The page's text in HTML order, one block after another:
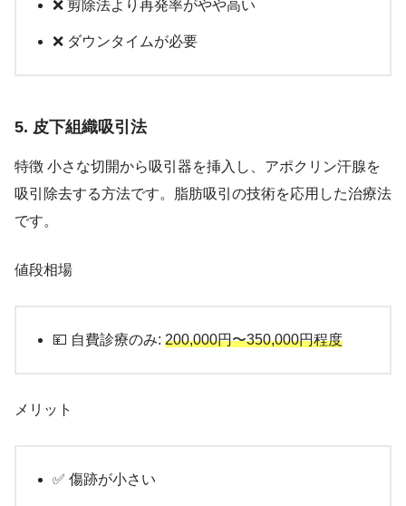
❌ 剪除法より再発率がやや高い
❌ ダウンタイムが必要
5. 皮下組織吸引法
特徴 小さな切開から吸引器を挿入し、アポクリン汗腺を
吸引除去する方法です。脂肪吸引の技術を応用した治療法
です。
値段相場
💴 自費診療のみ: 200,000円〜350,000円程度
メリット
✅ 傷跡が小さい